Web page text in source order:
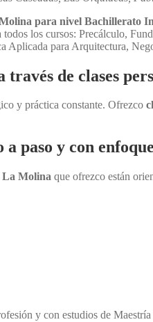
Molina para nivel
todos los cursos: Precálculo,
Aplicada para Arquitectura,
de clases
y práctica constante. Ofrezco
a paso y con
La Molina que ofrezco están
y con estudios de